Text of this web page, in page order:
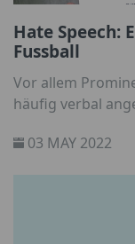
Hate Speech:
Fussball
Vor allem
häufig verbal
03 MAY 2022